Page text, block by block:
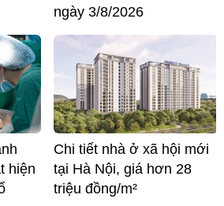
ngày 3/8/2026
hiện
Chi tiết nhà ở xã hội mới
tại Hà Nội, giá hơn 28
triệu đồng/m²